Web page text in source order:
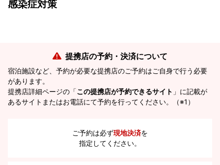
感染症対策
提携店の予約・決済について
宿泊施設など、予約が必要な提携店のご予約はご自身で行う必要
があります。
提携店詳細ページの「この提携店が予約できるサイト 」に記載が
あるサイトまたはお電話にて予約を行ってください。（※1）
ご予約は必ず現地決済を
指定してください。